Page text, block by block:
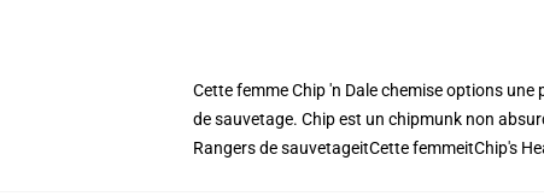
Cette femme Chip 'n Dale chemise options
de sauvetage. Chip est un chipmunk non
Rangers de sauvetageitCette femmeitChip's